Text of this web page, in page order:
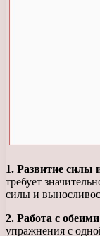
1. Развитие силы
требует
силы и
2. Работа с
упражнения с